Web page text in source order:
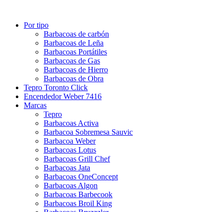
Por tipo
Barbacoas de carbón
Barbacoas de Leña
Barbacoas Portátiles
Barbacoas de Gas
Barbacoas de Hierro
Barbacoas de Obra
Tepro Toronto Click
Encendedor Weber 7416
Marcas
Tepro
Barbacoas Activa
Barbacoa Sobremesa Sauvic
Barbacoa Weber
Barbacoas Lotus
Barbacoas Grill Chef
Barbacoas Jata
Barbacoas OneConcept
Barbacoas Algon
Barbacoas Barbecook
Barbacoas Broil King